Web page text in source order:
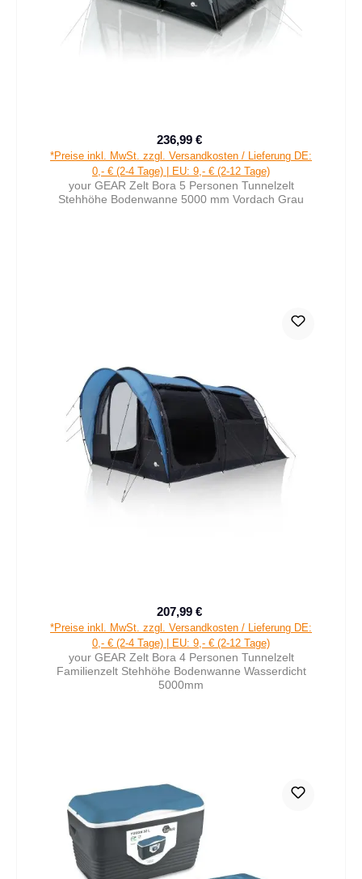
Verkaufspreis:
236,99 €
*Preise inkl. MwSt. zzgl. Versandkosten / Lieferung DE:
0,- € (2-4 Tage) | EU: 9,- € (2-12 Tage)
your GEAR Zelt Bora 5 Personen Tunnelzelt
Stehhöhe Bodenwanne 5000 mm Vordach Grau
Verkaufspreis:
207,99 €
*Preise inkl. MwSt. zzgl. Versandkosten / Lieferung DE:
0,- € (2-4 Tage) | EU: 9,- € (2-12 Tage)
your GEAR Zelt Bora 4 Personen Tunnelzelt
Familienzelt Stehhöhe Bodenwanne Wasserdicht
5000mm